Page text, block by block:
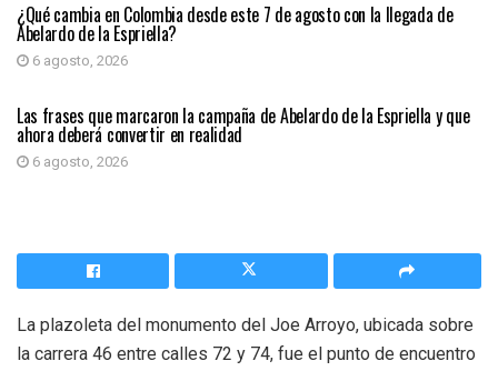
¿Qué cambia en Colombia desde este 7 de agosto con la llegada de
Abelardo de la Espriella?
6 agosto, 2026
PRIMER PLANO
Las frases que marcaron la campaña de Abelardo de la Espriella y que
ahora deberá convertir en realidad
6 agosto, 2026
La plazoleta del monumento del Joe Arroyo, ubicada sobre
la carrera 46 entre calles 72 y 74, fue el punto de encuentro